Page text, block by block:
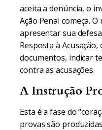
aceita a denúncia, o
Ação Penal começa.
apresentar sua
Resposta à
documentos, indicar
contra as acusações.
A Instrução
Esta é a fase do
provas são